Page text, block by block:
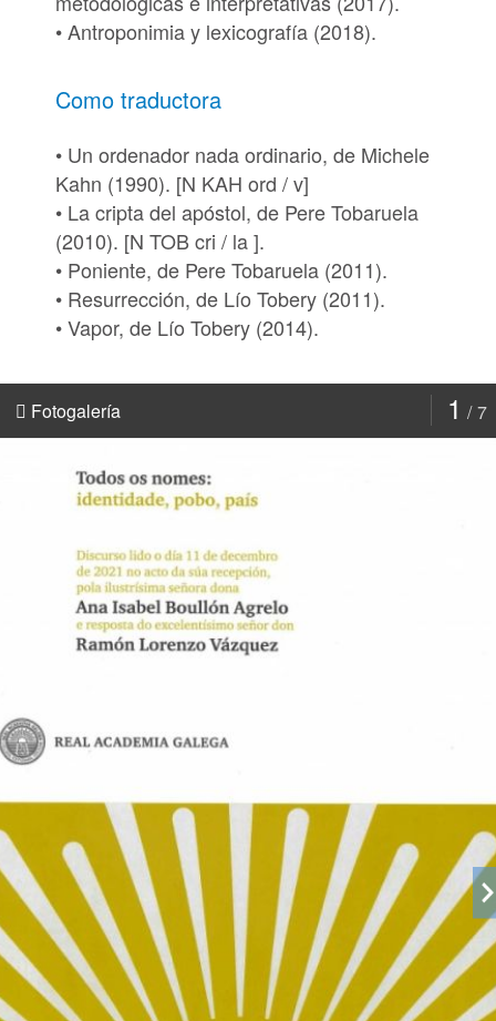
• Antroponimia y lexicografía (2018).
Como traductora
• Un ordenador nada ordinario, de Michele
Kahn (1990). [N KAH ord / v]
• La cripta del apóstol, de Pere Tobaruela
(2010). [N TOB cri / la ].
• Poniente, de Pere Tobaruela (2011).
• Resurrección, de Lío Tobery (2011).
• Vapor, de Lío Tobery (2014).
1 7
Fotogalería